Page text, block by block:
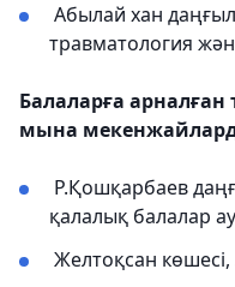
Абылай хан
травматология
Балаларға
мына
Р.Қошқарбаев
қалалық балалар
Желтоқсан